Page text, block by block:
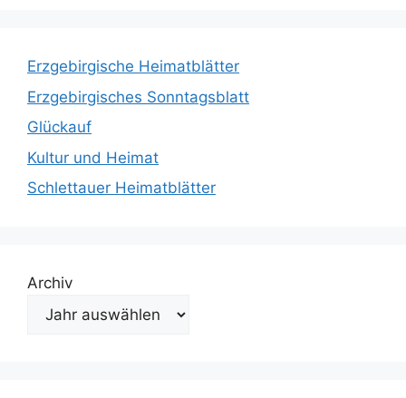
Erzgebirgische Heimatblätter
Erzgebirgisches Sonntagsblatt
Glückauf
Kultur und Heimat
Schlettauer Heimatblätter
Archiv